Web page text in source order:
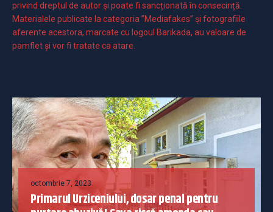
privind dreptul de autor și poate fi sancționată în consecință.
Materialele publicate la categoria ”Mediafakes” și fotografiile
aferente acestora, marcate cu logoul Barikada, au valoare de
pamflet și vor fi tratate ca atare.
octombrie 7, 2023
Primarul Urziceniului, dosar penal pentru